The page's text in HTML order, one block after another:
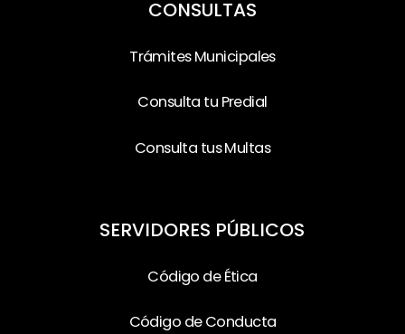
CONSULTAS
Trámites Municipales
Consulta tu Predial
Consulta tus Multas
SERVIDORES PÚBLICOS
Código de Ética
Código de Conducta